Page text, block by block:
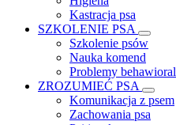
Kastracja psa
SZKOLENIE PSA
Szkolenie psów
Nauka komend
Problemy
ZROZUMIEĆ PSA
Komunikacja z psem
Zachowania psa